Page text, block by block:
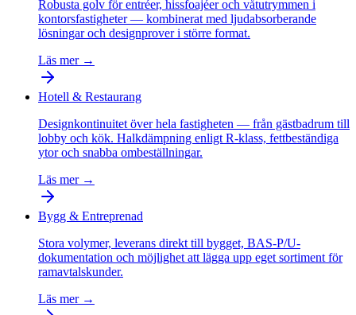
Robusta golv för entréer, hissfoajéer och våtutrymmen i
kontorsfastigheter — kombinerat med ljudabsorberande
lösningar och designprover i större format.
Läs mer →
Hotell & Restaurang
Designkontinuitet över hela fastigheten — från gästbadrum till
lobby och kök. Halkdämpning enligt R-klass, fettbeständiga
ytor och snabba ombeställningar.
Läs mer →
Bygg & Entreprenad
Stora volymer, leverans direkt till bygget, BAS-P/U-
dokumentation och möjlighet att lägga upp eget sortiment för
ramavtalskunder.
Läs mer →